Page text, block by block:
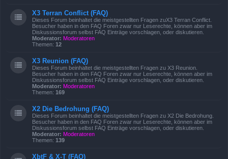
X3 Terran Conflict (FAQ)
Dieses Forum beinhaltet die meistgestellten Fragen zuX3 Terran Conflict.
Besucher haben in den FAQ Foren zwar nur Leserechte, können aber im
Diskussionsforum selbst FAQ Einträge vorschlagen, oder diskutieren.
Moderator: Moderatoren
Themen: 12
X3 Reunion (FAQ)
Dieses Forum beinhaltet die meistgestellten Fragen zu X3 Reunion.
Besucher haben in den FAQ Foren zwar nur Leserechte, können aber im
Diskussionsforum selbst FAQ Einträge vorschlagen, oder diskutieren.
Moderator: Moderatoren
Themen: 169
X2 Die Bedrohung (FAQ)
Dieses Forum beinhaltet die meistgestellten Fragen zu X2 Die Bedrohung.
Besucher haben in den FAQ Foren zwar nur Leserechte, können aber im
Diskussionsforum selbst FAQ Einträge vorschlagen, oder diskutieren.
Moderator: Moderatoren
Themen: 139
XbtF & X-T (FAQ)